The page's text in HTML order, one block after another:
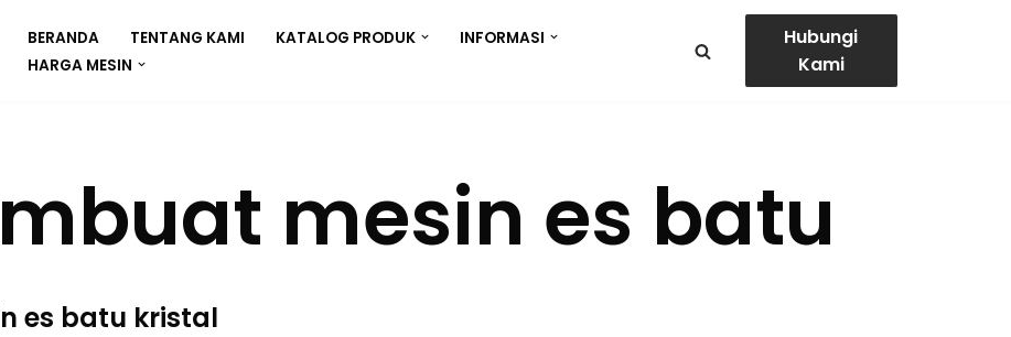
BERANDA TENTANG KAMI KATALOG PRODUK
INFORMASI
HARGA MESIN
Hubungi
Kami
mesin es batu
es batu kristal